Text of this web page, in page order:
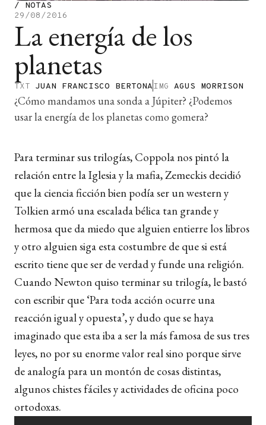
/ NOTAS
29/08/2016
La energía de los
planetas
TXT JUAN FRANCISCO BERTONAIMG AGUS MORRISON
¿Cómo mandamos una sonda a Júpiter? ¿Podemos
usar la energía de los planetas como gomera?
Para terminar sus trilogías, Coppola nos pintó la
relación entre la Iglesia y la mafia, Zemeckis decidió
que la ciencia ficción bien podía ser un western y
Tolkien armó una escalada bélica tan grande y
hermosa que da miedo que alguien entierre los libros
y otro alguien siga esta costumbre de que si está
escrito tiene que ser de verdad y funde una religión.
Cuando Newton quiso terminar su trilogía, le bastó
con escribir que ‘Para toda acción ocurre una
reacción igual y opuesta’, y dudo que se haya
imaginado que esta iba a ser la más famosa de sus tres
leyes, no por su enorme valor real sino porque sirve
de analogía para un montón de cosas distintas,
algunos chistes fáciles y actividades de oficina poco
ortodoxas.